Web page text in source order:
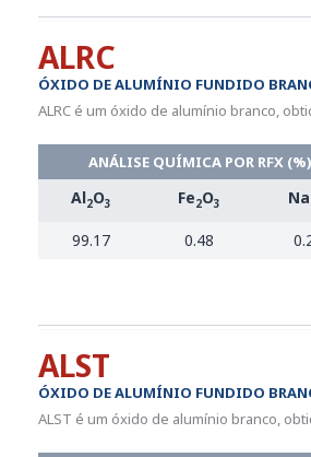
ALRC
ÓXIDO DE ALUMÍNIO FUNDIDO
ALRC é um óxido de alumínio branco,
ANÁLISE QUÍMICA POR RFX (%)
Al2O3 Fe2O3 Na
99.17 0.48
ALST
ÓXIDO DE ALUMÍNIO FUNDIDO
ALST é um óxido de alumínio branco,